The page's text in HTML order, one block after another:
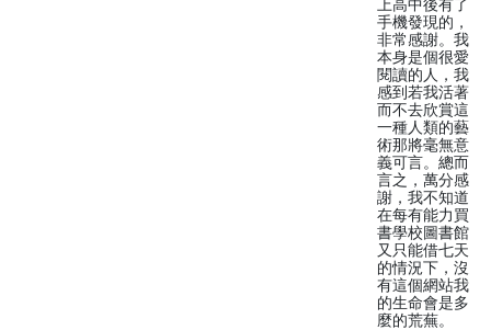
上高中後有了
手機發現的，
非常感謝。我
本身是個很愛
閱讀的人，我
感到若我活著
而不去欣賞這
一種人類的藝
術那將毫無意
義可言。總而
言之，萬分感
謝，我不知道
在每有能力買
書學校圖書館
又只能借七天
的情況下，沒
有這個網站我
的生命會是多
麼的荒蕪。